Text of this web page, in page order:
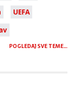
UEFA
POGLEDAJ SVE TEME…